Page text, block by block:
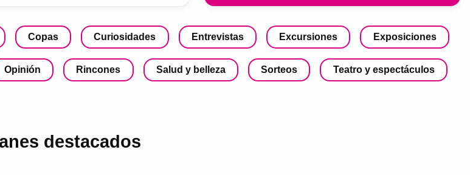
Copas Curiosidades Entrevistas Excursiones Exposiciones
Opinión Rincones Salud y belleza Sorteos Teatro y espectáculos
destacados